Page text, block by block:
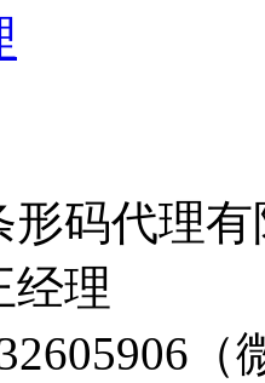
形码代理
经理
（